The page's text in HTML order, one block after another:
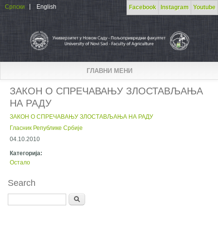
Skip to main content Facebook Instagram Youtube
Српски English
ГЛАВНИ МЕНИ
ЗАКОН О СПРЕЧАВАЊУ ЗЛОСТАВЉАЊА
НА РАДУ
ЗАКОН О СПРЕЧАВАЊУ ЗЛОСТАВЉАЊА НА РАДУ
Гласник Републике Србије
04.10.2010
Категорија:
Остало
Search